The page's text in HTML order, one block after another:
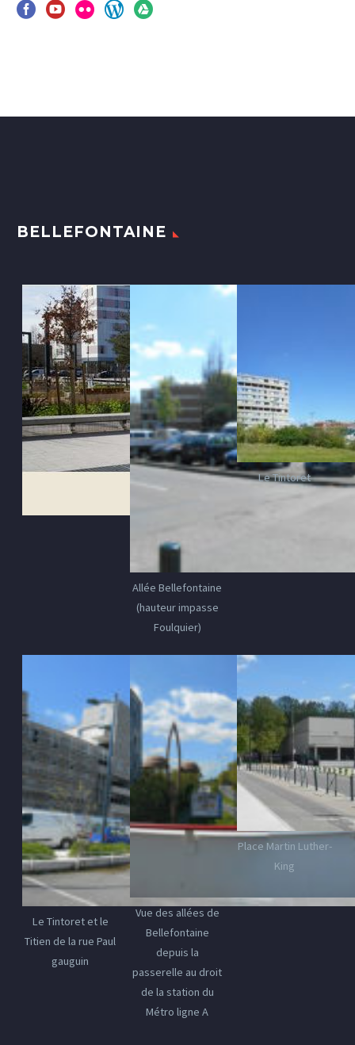
BELLEFONTAINE
Allée Bellefontaine
(hauteur impasse
Foulquier)
Le Tintoret
Le Tintoret et le
Titien de la rue Paul
gauguin
Vue des allées de
Bellefontaine
depuis la
passerelle au droit
de la station du
Métro ligne A
Place Martin Luther-
King